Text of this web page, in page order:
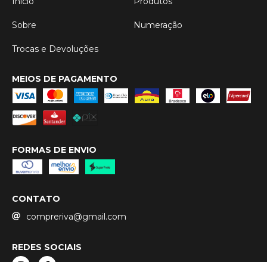
Sobre Numeração
Trocas e Devoluções
MEIOS DE PAGAMENTO
FORMAS DE ENVIO
CONTATO
compreriva@gmail.com
REDES SOCIAIS